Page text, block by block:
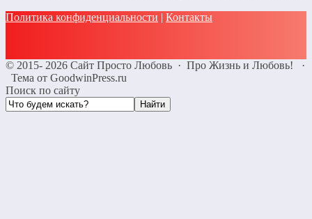
Политика конфиденциальности | Контакты
© 2015- 2026 Сайт Просто Любовь · Про Жизнь и Любовь!
·
Тема от GoodwinPress.ru
Поиск по сайту